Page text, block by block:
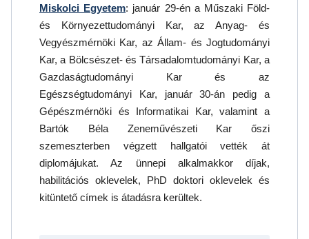
Miskolci Egyetem: január 29-én a Műszaki Föld-
és Környezettudományi Kar, az Anyag- és
Vegyészmérnöki Kar, az Állam- és Jogtudományi
Kar, a Bölcsészet- és Társadalomtudományi Kar, a
Gazdaságtudományi Kar és az
Egészségtudományi Kar, január 30-án pedig a
Gépészmérnöki és Informatikai Kar, valamint a
Bartók Béla Zeneművészeti Kar őszi
szemeszterben végzett hallgatói vették át
diplomájukat. Az ünnepi alkalmakkor díjak,
habilitációs oklevelek, PhD doktori oklevelek és
kitüntető címek is átadásra kerültek.